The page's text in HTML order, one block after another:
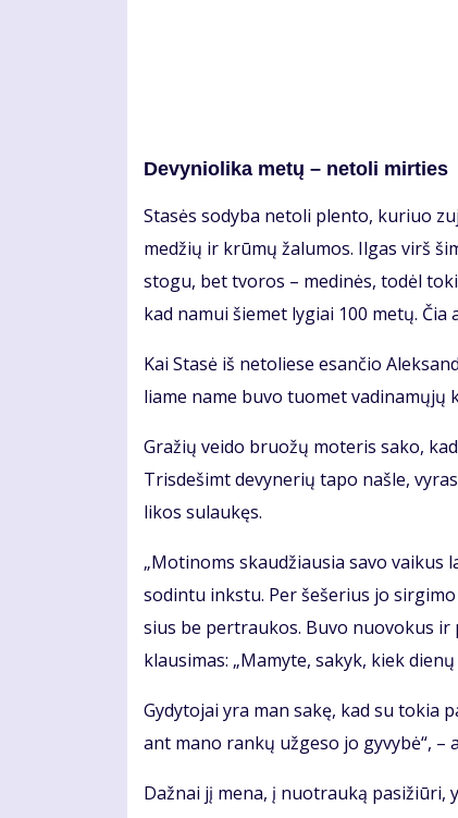
De­vy­nio­li­ka me­tų – ne­to­li mir­ties
Sta­sės so­dy­ba ne­to­li plen­to, ku­riuo
me­džių ir krū­mų ža­lu­mos. Il­gas virš
sto­gu, bet tvo­ros – me­di­nės, to­dėl
kad na­mui šie­met ly­giai 100 me­tų.
Kai Sta­sė iš ne­to­lie­se esan­čio
lia­me na­me bu­vo tuo­met va­di­na­mų­jų
Gra­žių vei­do bruo­žų mo­te­ris sa­ko,
Tris­de­šimt de­vy­ne­rių ta­po naš­le,
li­kos su­lau­kęs.
„Mo­ti­noms skau­džiau­sia sa­vo
so­din­tu inks­tu. Per še­še­rius jo
sius be per­trau­kos. Bu­vo nuo­vo­kus
klau­si­mas: „Ma­my­te, sa­kyk, kiek
Gy­dy­to­jai yra man sa­kę, kad su to­kia
ant ma­no ran­kų už­ge­so jo gy­vy­bė“, –
Daž­nai jį me­na, į nuo­trau­ką pa­si­žiū­ri,